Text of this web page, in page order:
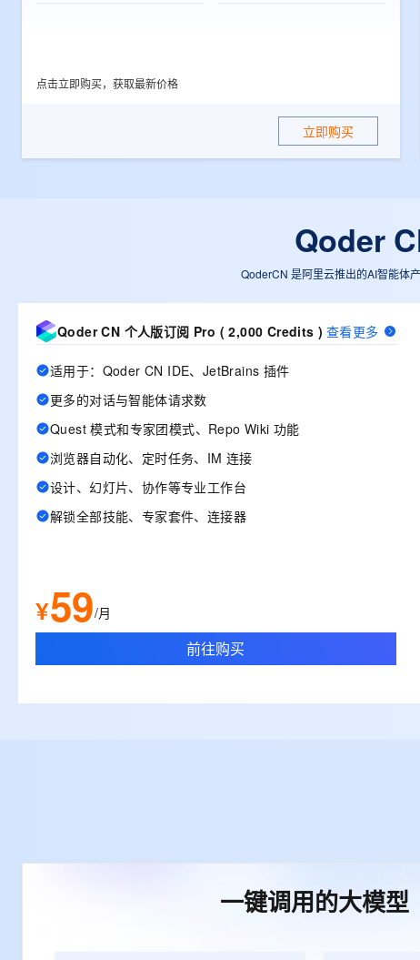
点击立即购买，获取最新价格
立即购买
Qoder
QoderCN 是阿里云推出的AI智能体
Qoder CN 个人版订阅 Pro ( 2,000 Credits ) 查看更多
适用于：Qoder CN IDE、JetBrains 插件
更多的对话与智能体请求数
Quest 模式和专家团模式、Repo Wiki 功能
浏览器自动化、定时任务、IM 连接
设计、幻灯片、协作等专业工作台
解锁全部技能、专家套件、连接器
¥59/月
前往购买
一键调用的大模型